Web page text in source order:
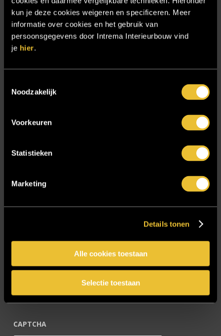
kun je deze cookies weigeren en specificeren. Meer
informatie over cookies en het gebruik van
persoonsgegevens door Intrema Interieurbouw vind
je hier.
Noodzakelijk
Voorkeuren
Statistieken
Marketing
Details tonen
Alle cookies toestaan
Selectie toestaan
Projecten
Referenties
Samenwerken
SIDN
TV lift
CAPTCHA